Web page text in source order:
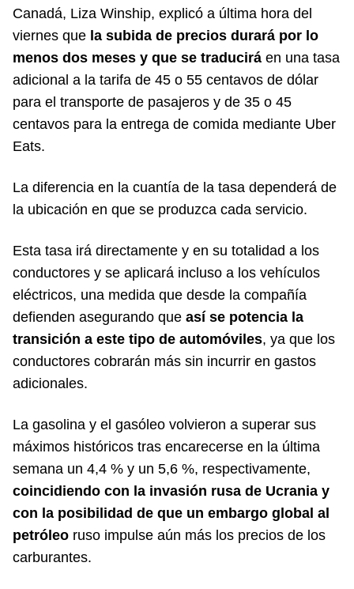
Canadá, Liza Winship, explicó a última hora del
viernes que la subida de precios durará por lo
menos dos meses y que se traducirá en una tasa
adicional a la tarifa de 45 o 55 centavos de dólar
para el transporte de pasajeros y de 35 o 45
centavos para la entrega de comida mediante Uber
Eats.
La diferencia en la cuantía de la tasa dependerá de
la ubicación en que se produzca cada servicio.
Esta tasa irá directamente y en su totalidad a los
conductores y se aplicará incluso a los vehículos
eléctricos, una medida que desde la compañía
defienden asegurando que así se potencia la
transición a este tipo de automóviles, ya que los
conductores cobrarán más sin incurrir en gastos
adicionales.
La gasolina y el gasóleo volvieron a superar sus
máximos históricos tras encarecerse en la última
semana un 4,4 % y un 5,6 %, respectivamente,
coincidiendo con la invasión rusa de Ucrania y
con la posibilidad de que un embargo global al
petróleo ruso impulse aún más los precios de los
carburantes.